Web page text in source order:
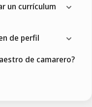
un currículum
de perfil
de camarero?